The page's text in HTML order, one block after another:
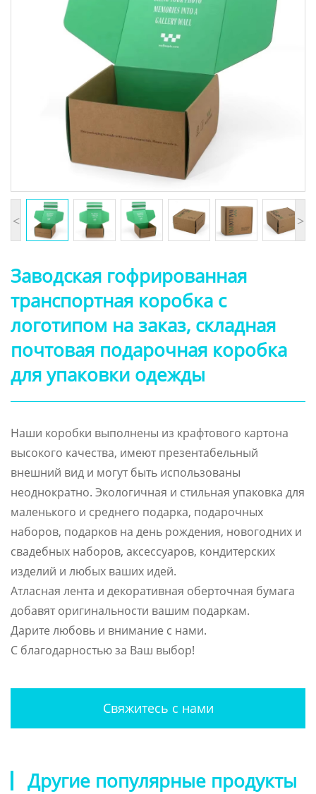
< >
Заводская гофрированная
транспортная коробка с
логотипом на заказ, складная
почтовая подарочная коробка
для упаковки одежды
Наши коробки выполнены из крафтового картона
высокого качества, имеют презентабельный
внешний вид и могут быть использованы
неоднократно. Экологичная и стильная упаковка для
маленького и среднего подарка, подарочных
наборов, подарков на день рождения, новогодних и
свадебных наборов, аксессуаров, кондитерских
изделий и любых ваших идей.
Атласная лента и декоративная оберточная бумага
добавят оригинальности вашим подаркам.
Дарите любовь и внимание с нами.
С благодарностью за Ваш выбор!
Свяжитесь с нами
Другие популярные продукты